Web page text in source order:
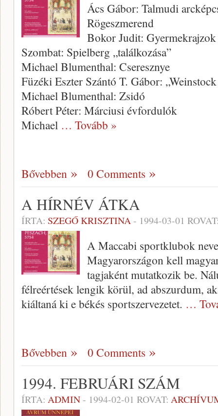
Ács Gábor: Talmudi
Rögeszmerend
Bokor Judit: Gyermekrajzok
Szombat: Spielberg „találkozása”
Michael Blumenthal: Cseresznye
Füzéki Eszter Szántó T. Gábor:
Michael Blumenthal: Zsidó
Róbert Péter: Márciusi évfordulók
Michael … Tovább »
Bővebben 0 Comments
A HÍRNÉV ÁTKA
ÍRTA: SZEGŐ KRISZTINA- 1994-03-01
A Maccabi sportklubok
Ma­gyarországon kell
tagjaként mutatkozik be.
félreértések lengik körül, ad abszurdum,
kiáltaná ki e békés sportszervezetet. …
Bővebben 0 Comments
1994. FEBRUÁRI SZÁM
ÍRTA: ADMIN- 1994-02-01 ROVAT: